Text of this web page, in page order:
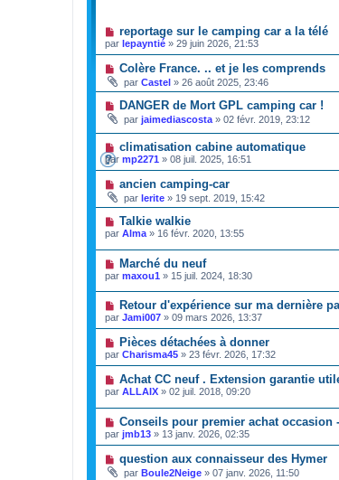
reportage sur le camping car a la télé
par lepayntié » 29 juin 2026, 21:53
Colère France. .. et je les comprends
par Castel » 26 août 2025, 23:46
DANGER de Mort GPL camping car !
par jaimediascosta » 02 févr. 2019, 23:12
climatisation cabine automatique
par mp2271 » 08 juil. 2025, 16:51
ancien camping-car
par lerite » 19 sept. 2019, 15:42
Talkie walkie
par Alma » 16 févr. 2020, 13:55
Marché du neuf
par maxou1 » 15 juil. 2024, 18:30
Retour d'expérience sur ma dernière
par Jami007 » 09 mars 2026, 13:37
Pièces détachées à donner
par Charisma45 » 23 févr. 2026, 17:32
Achat CC neuf . Extension garantie
par ALLAIX » 02 juil. 2018, 09:20
Conseils pour premier achat occasion
par jmb13 » 13 janv. 2026, 02:35
question aux connaisseur des Hymer
par Boule2Neige » 07 janv. 2026, 11:50